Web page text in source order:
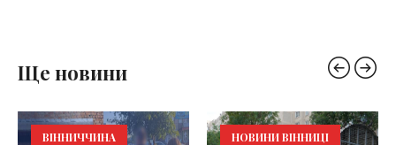
Ще новини
ВІННИЧЧИНА НОВИНИ ВІННИЦІ